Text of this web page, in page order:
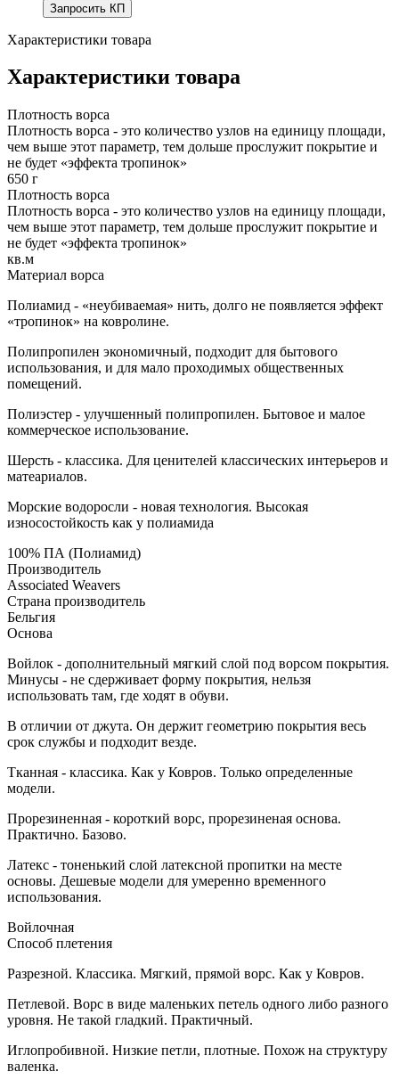
Запросить КП
Характеристики товара
Характеристики товара
Плотность ворса
Плотность ворса - это количество узлов на единицу площади,
чем выше этот параметр, тем дольше прослужит покрытие и
не будет «эффекта тропинок»
650 г
Плотность ворса
Плотность ворса - это количество узлов на единицу площади,
чем выше этот параметр, тем дольше прослужит покрытие и
не будет «эффекта тропинок»
кв.м
Материал ворса
Полиамид - «неубиваемая» нить, долго не появляется эффект
«тропинок» на ковролине.
Полипропилен экономичный, подходит для бытового
использования, и для мало проходимых общественных
помещений.
Полиэстер - улучшенный полипропилен. Бытовое и малое
коммерческое использование.
Шерсть - классика. Для ценителей классических интерьеров и
матеариалов.
Морские водоросли - новая технология. Высокая
износостойкость как у полиамида
100% ПА (Полиамид)
Производитель
Associated Weavers
Страна производитель
Бельгия
Основа
Войлок - дополнительный мягкий слой под ворсом покрытия.
Минусы - не сдерживает форму покрытия, нельзя
использовать там, где ходят в обуви.
В отличии от джута. Он держит геометрию покрытия весь
срок службы и подходит везде.
Тканная - классика. Как у Ковров. Только определенные
модели.
Прорезиненная - короткий ворс, прорезиненая основа.
Практично. Базово.
Латекс - тоненький слой латексной пропитки на месте
основы. Дешевые модели для умеренно временного
использования.
Войлочная
Способ плетения
Разрезной. Классика. Мягкий, прямой ворс. Как у Ковров.
Петлевой. Ворс в виде маленьких петель одного либо разного
уровня. Не такой гладкий. Практичный.
Иглопробивной. Низкие петли, плотные. Похож на структуру
валенка.